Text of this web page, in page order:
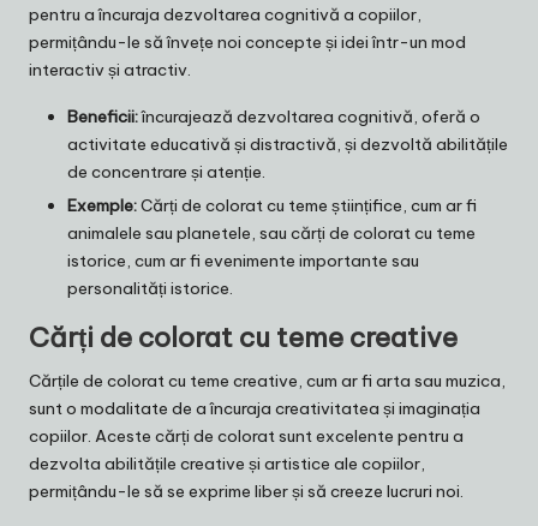
pentru a încuraja dezvoltarea cognitivă a copiilor,
permițându-le să învețe noi concepte și idei într-un mod
interactiv și atractiv.
Beneficii:încurajează dezvoltarea cognitivă, oferă o
activitate educativă și distractivă, și dezvoltă abilitățile
de concentrare și atenție.
Exemple:Cărți de colorat cu teme științifice, cum ar fi
animalele sau planetele, sau cărți de colorat cu teme
istorice, cum ar fi evenimente importante sau
personalități istorice.
Cărți de colorat cu teme creative
Cărțile de colorat cu teme creative, cum ar fi arta sau muzica,
sunt o modalitate de a încuraja creativitatea și imaginația
copiilor. Aceste cărți de colorat sunt excelente pentru a
dezvolta abilitățile creative și artistice ale copiilor,
permițându-le să se exprime liber și să creeze lucruri noi.